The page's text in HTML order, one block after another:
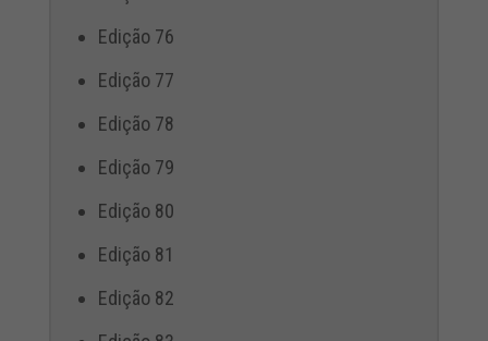
Edição 76
Edição 77
Edição 78
Edição 79
Edição 80
Edição 81
Edição 82